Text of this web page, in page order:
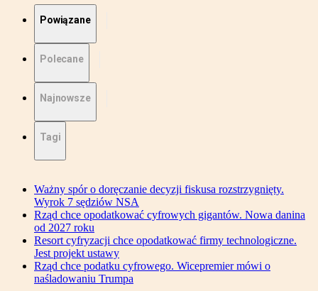
Powiązane
Polecane
Najnowsze
Tagi
Ważny spór o doręczanie decyzji fiskusa rozstrzygnięty.
Wyrok 7 sędziów NSA
Rząd chce opodatkować cyfrowych gigantów. Nowa danina
od 2027 roku
Resort cyfryzacji chce opodatkować firmy technologiczne.
Jest projekt ustawy
Rząd chce podatku cyfrowego. Wicepremier mówi o
naśladowaniu Trumpa